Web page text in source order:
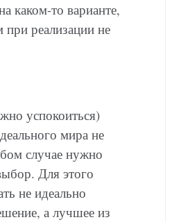
каком-то варианте,
при реализации не
успокоиться)
мира не
случае нужно
Для этого
не идеально
а лучшее из